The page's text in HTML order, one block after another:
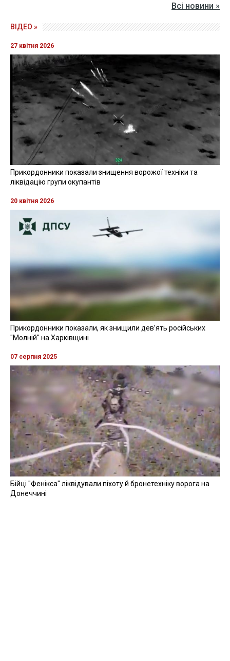
Всі новини »
ВІДЕО »
27 квітня 2026
Прикордонники показали знищення ворожої техніки та
ліквідацію групи окупантів
20 квітня 2026
Прикордонники показали, як знищили девʼять російських
"Молній" на Харківщині
07 серпня 2025
Бійці "Фенікса" ліквідували піхоту й бронетехніку ворога на
Донеччині